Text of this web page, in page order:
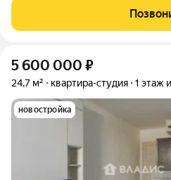
друга. В ЖК «Любоград»
для полноценной и
5 600 000 ₽
24,7 м² квартира-студия 1 этаж
новостройка